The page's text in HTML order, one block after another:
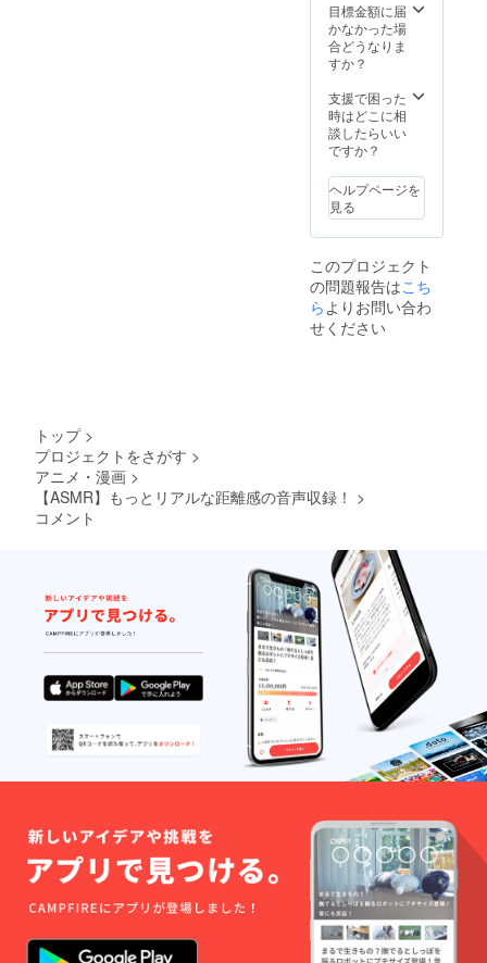
いませ。
目標金額に届
かなかった場
合どうなりま
すか？
支援で困った
時はどこに相
談したらいい
ですか？
ヘルプページを
見る
このプロジェクト
の問題報告はこち
らよりお問い合わ
せください
トップ >
プロジェクトをさがす >
アニメ・漫画 >
【ASMR】もっとリアルな距離感の音声収録！ >
コメント